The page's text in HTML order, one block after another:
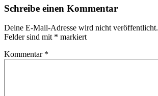
Schreibe einen Kommentar
Deine E-Mail-Adresse wird nicht veröffentlicht.
Felder sind mit * markiert
Kommentar *